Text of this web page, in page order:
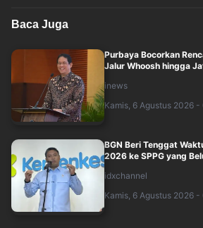
Baca Juga
Purbaya Bocorkan
Jalur Whoosh hingga
inews
Kamis, 6 Agustus 2026 -
BGN Beri Tenggat
2026 ke SPPG yang
idxchannel
Kamis, 6 Agustus 2026